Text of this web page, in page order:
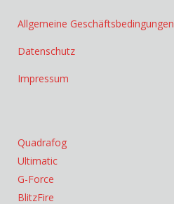
Allgemeine Geschäftsbedingungen
Datenschutz
Impressum
Quadrafog
Ultimatic
G-Force
BlitzFire